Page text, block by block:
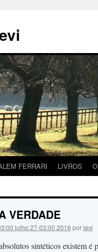
FERRARI LIVROS
VERDADE
julho 27-03:00 2016 porlevi
sintéticos existem